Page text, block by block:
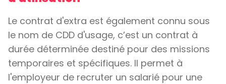
Le contrat d'extra est également connu sous
le nom de CDD d'usage, c’est un contrat à
durée déterminée destiné pour des missions
temporaires et spécifiques. Il permet à
l'employeur de recruter un salarié pour une